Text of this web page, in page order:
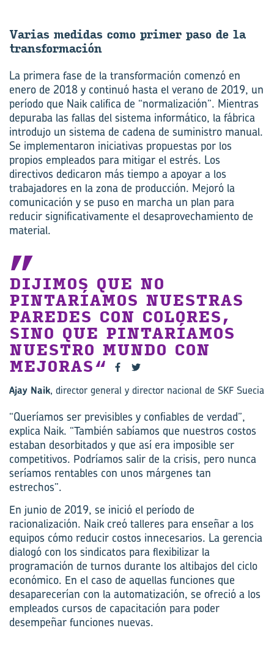
Va­rias me­di­das como pri­mer paso de la
trans­for­ma­ción
La primera fase de la transformación comenzó en
enero de 2018 y continuó hasta el verano de 2019, un
período que Naik califica de “normalización”. Mientras
depuraba las fallas del sistema informático, la fábrica
introdujo un sistema de cadena de suministro manual.
Se implementaron iniciativas propuestas por los
propios empleados para mitigar el estrés. Los
directivos dedicaron más tiempo a apoyar a los
trabajadores en la zona de producción. Mejoró la
comunicación y se puso en marcha un plan para
reducir significativamente el desaprovechamiento de
material.
DIJIMOS QUE NO
PINTARÍAMOS NUESTRAS
PAREDES CON COLORES,
SINO QUE PINTARÍAMOS
NUESTRO MUNDO CON
MEJORAS
Ajay Naik, director general y director nacional de SKF Suecia
“Queríamos ser previsibles y confiables de verdad”,
explica Naik. “También sabíamos que nuestros costos
estaban desorbitados y que así era imposible ser
competitivos. Podríamos salir de la crisis, pero nunca
seríamos rentables con unos márgenes tan
estrechos”.
En junio de 2019, se inició el período de
racionalización. Naik creó talleres para enseñar a los
equipos cómo reducir costos innecesarios. La gerencia
dialogó con los sindicatos para flexibilizar la
programación de turnos durante los altibajos del ciclo
económico. En el caso de aquellas funciones que
desaparecerían con la automatización, se ofreció a los
empleados cursos de capacitación para poder
desempeñar funciones nuevas.